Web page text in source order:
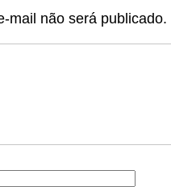
mail não será publicado.